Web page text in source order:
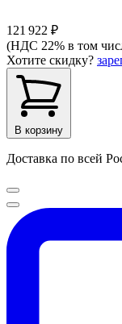
121 922 ₽
(НДС 22% в том
Хотите скидку?
В корзину
Доставка по всей